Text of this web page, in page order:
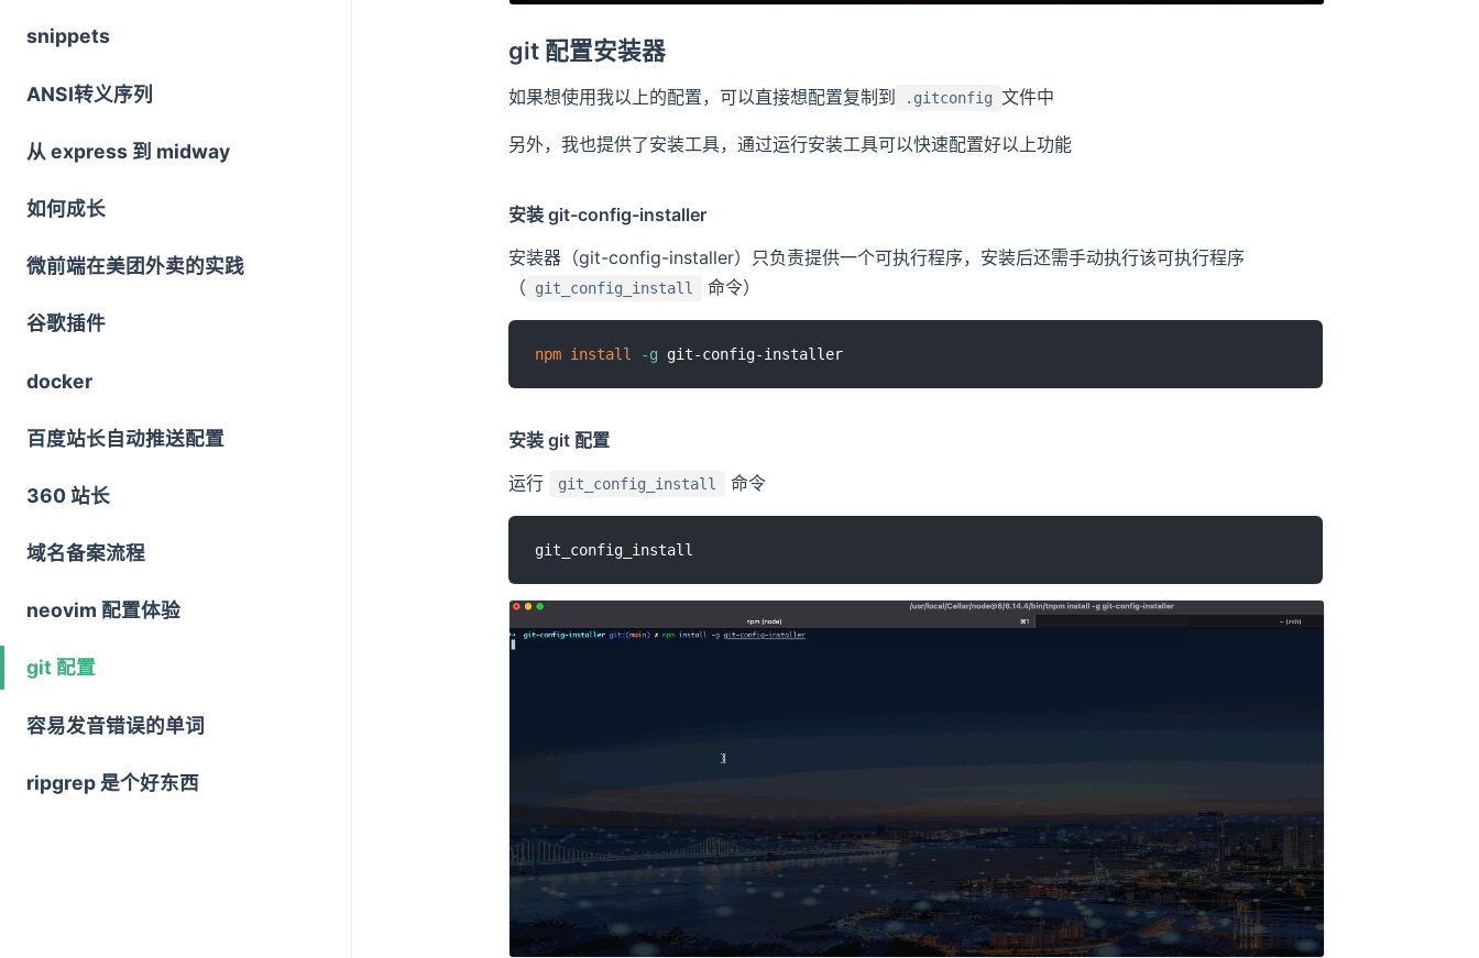
snippets
ANSI转义序列
从 express 到 midway
如何成长
微前端在美团外卖的实践
谷歌插件
docker
百度站长自动推送配置
360 站长
域名备案流程
neovim 配置体验
git 配置
容易发音错误的单词
ripgrep 是个好东西
git 配置安装器
如果想使用我以上的配置，可以直接想配置复制到 .gitconfig 文件中
另外，我也提供了安装工具，通过运行安装工具可以快速配置好以上功能
安装 git-config-installer
安装器（git-config-installer）只负责提供一个可执行程序，安装后还需手动执行该可执行程序
（
git_config_install 命令）
npm install -g
安装 git 配置
运行
git_config_install 命令